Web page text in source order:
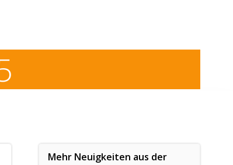
Mehr Neuigkeiten aus der